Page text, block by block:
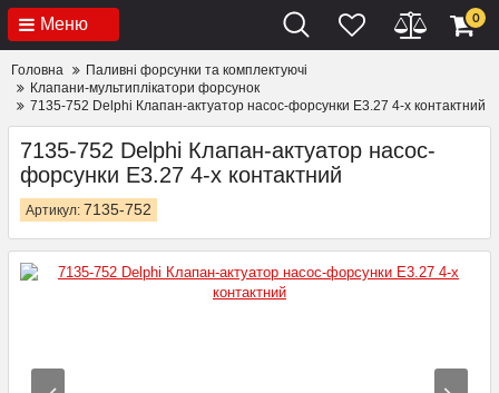
Меню 0
Головна
Паливні форсунки та комплектуючі
Клапани-мультиплікатори форсунок
7135-752 Delphi Клапан-актуатор насос-форсунки E3.27 4-х контактний
7135-752 Delphi Клапан-актуатор насос-
форсунки E3.27 4-х контактний
Артикул: 7135-752